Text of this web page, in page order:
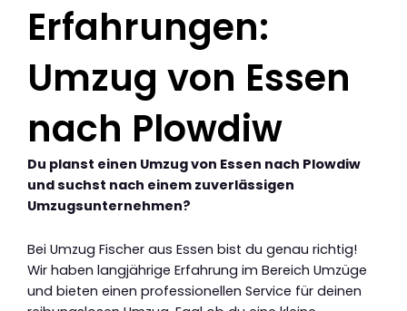
Erfahrungen:
Umzug von Essen
nach Plowdiw
Du planst einen Umzug von Essen nach Plowdiw
und suchst nach einem zuverlässigen
Umzugsunternehmen?
Bei Umzug Fischer aus Essen bist du genau richtig!
Wir haben langjährige Erfahrung im Bereich Umzüge
und bieten einen professionellen Service für deinen